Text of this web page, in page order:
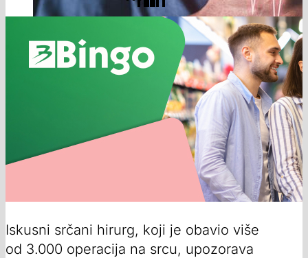
Iskusni srčani hirurg, koji je obavio više
od 3.000 operacija na srcu, upozorava